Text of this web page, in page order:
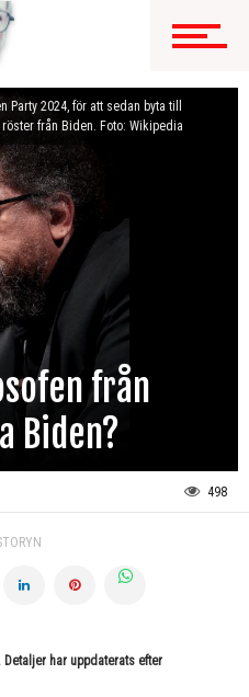
Party 2024, för att sedan byta till
från Biden. Foto: Wikipedia
från
Biden?
498
. Detaljer har uppdaterats efter